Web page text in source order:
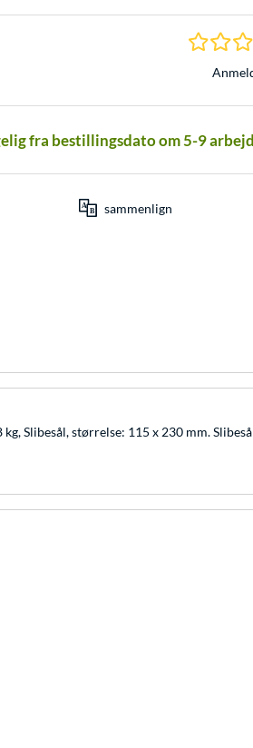
fra bestillingsdato om 5-9
sammenlign
Slibesål, størrelse: 115 x 230 mm.